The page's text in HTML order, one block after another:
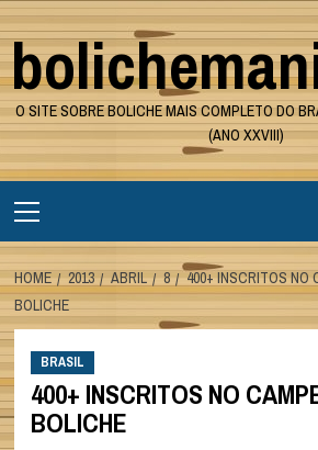
Skip
to
content
O SITE SOBRE BOLICHE MAIS COMPLETO DO
(ANO XXVIII)
Menu
HOME 2013 ABRIL 8
400+ INSCRITOS NO
BOLICHE
BRASIL
400+ INSCRITOS NO
BOLICHE